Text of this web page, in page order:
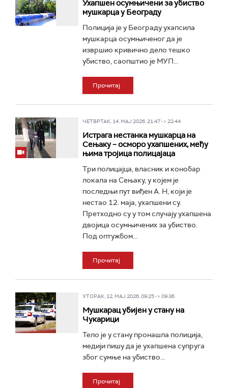
Ухапшен осумњичени за убиство
мушкарца у Београду
Полиција је у Београду ухапсила
мушкарца осумњиченог да је
извршио кривично дело тешко
убиство, саопштио је МУП...
Прочитај
ЧЕТВРТАК, 14. МАЈ 2026, 21:47 -> 22:44
Истрага нестанка мушкарца на
Сењаку – осморо ухапшених, међу
њима тројица полицајаца
Три полицајца, власник и конобар
локала на Сењаку, у којем је
последњи пут виђен А. Н, који је
нестао 12. маја, ухапшени су.
Претходно су у том случају ухапшена
двојица осумњичених за убиство.
Под оптужбом...
Прочитај
УТОРАК, 12. МАЈ 2026, 09:25 -> 09:36
Мушкарац убијен у стану на
Чукарици
Тело је у стану пронашла полиција,
медији пишу да је ухапшена супруга
због сумње на убиство...
Прочитај